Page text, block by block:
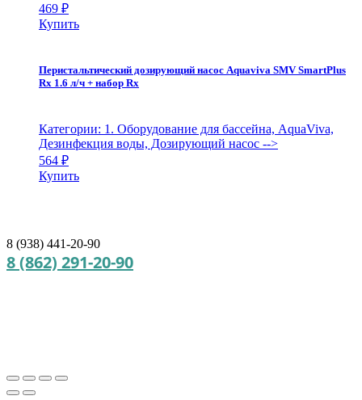
469 ₽
Купить
Перистальтический дозирующий насос Aquaviva SMV SmartPlus
Rx 1.6 л/ч + набор Rx
Категории: 1. Оборудование для бассейна, AquaViva,
Дезинфекция воды, Дозирующий насос -->
564 ₽
Купить
8 (938) 441-20-90
8 (862) 291-20-90